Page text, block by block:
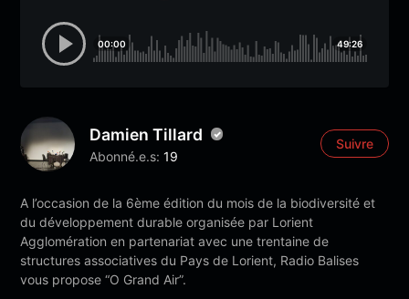
00:00 49:26
Damien Tillard
Abonné.e.s: 19
Suivre
A l’occasion de la 6ème édition du mois de la biodiversité et
du développement durable organisée par Lorient
Agglomération en partenariat avec une trentaine de
structures associatives du Pays de Lorient, Radio Balises
vous propose “O Grand Air”.